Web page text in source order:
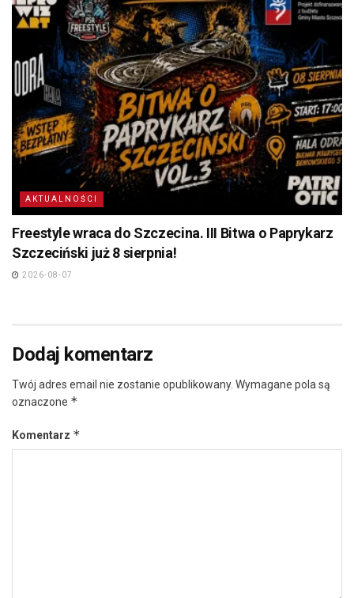
AKTUALNOŚCI
Freestyle wraca do Szczecina. III Bitwa o Paprykarz
Szczeciński już 8 sierpnia!
2026-08-07
Dodaj komentarz
Twój adres email nie zostanie opublikowany. Wymagane pola są
oznaczone *
Komentarz *